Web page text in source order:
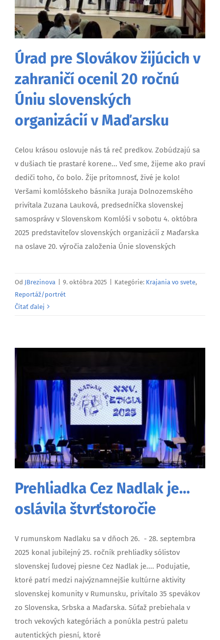
Úrad pre Slovákov žijúcich v
zahraničí ocenil 20 ročnú
Úniu slovenských
organizácií v Maďarsku
Celou krásou oslovuje nás tá reč predkov. Zobúdzajú sa
v dušiach tie prastaré korene... Veď sme, žijeme ako praví
dediči toho, čo bolo. Žije prítomnosť, živé je kolo!
Veršami komlóšskeho básnika Juraja Dolnozemského
privítala Zuzana Lauková, predsedníčka slovenskej
samosprávy v Slovenskom Komlóši v sobotu 4. októbra
2025 predstaviteľov slovenských organizácií z Maďarska
na oslave 20. výročia založenia Únie slovenských
Od JBrezinova 9. októbra 2025 Kategórie: Krajania vo svete,
Reportáž/portrét
Čítať ďalej
Prehliadka Cez Nadlak je…
oslávila štvrťstoročie
V rumunskom Nadlaku sa v dňoch 26. - 28. septembra
2025 konal jubilejný 25. ročník prehliadky sólistov
slovenskej ľudovej piesne Cez Nadlak je.... Podujatie,
ktoré patrí medzi najvýznamnejšie kultúrne aktivity
slovenskej komunity v Rumunsku, privítalo 35 spevákov
zo Slovenska, Srbska a Maďarska. Súťaž prebiehala v
troch vekových kategóriách a ponúkla pestrú paletu
autentických piesní, ktoré